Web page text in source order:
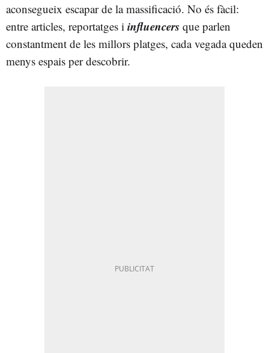
aconsegueix escapar de la massificació. No és fàcil:
entre articles, reportatges i influencers que parlen
constantment de les millors platges, cada vegada queden
menys espais per descobrir.